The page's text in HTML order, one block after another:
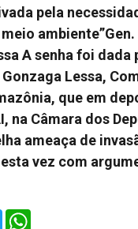
pela
ambiente”Gen.
A senha foi dada
Lessa,
que em
na Câmara dos
ameaça de
vez com
Twitter